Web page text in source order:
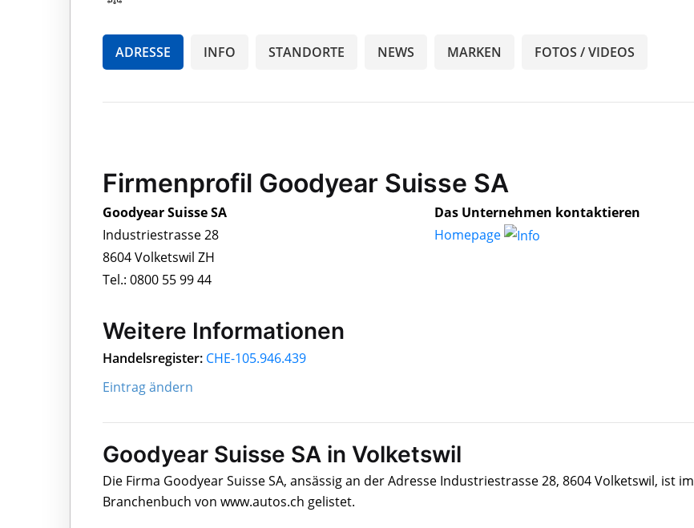
ADRESSE INFO STANDORTE NEWS MARKEN FOTOS / VIDEOS
Firmenprofil Goodyear Suisse SA
Goodyear Suisse SA
Industriestrasse 28
8604 Volketswil ZH
Tel.: 0800 55 99 44
Das Unternehmen kontaktieren
Homepage
Weitere Informationen
Handelsregister: CHE-105.946.439
Eintrag ändern
Goodyear Suisse SA in Volketswil
Die Firma Goodyear Suisse SA, ansässig an der Adresse Industriestrasse 28, 8604 Volketswil, ist im
Branchenbuch von www.autos.ch gelistet.